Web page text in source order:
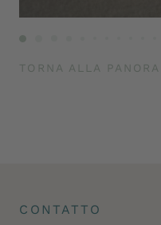
TORNA ALLA
CONTATTO